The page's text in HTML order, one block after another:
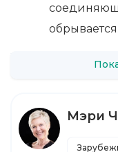
обрывается.
Мэри